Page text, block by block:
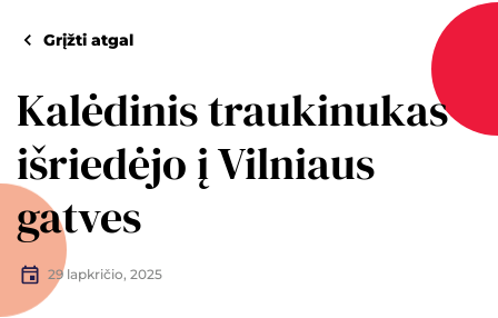
Grįžti atgal
Kalėdinis traukinukas
išriedėjo į Vilniaus
gatves
29 lapkričio, 2025